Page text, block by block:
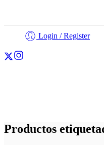
Login / Register
Productos